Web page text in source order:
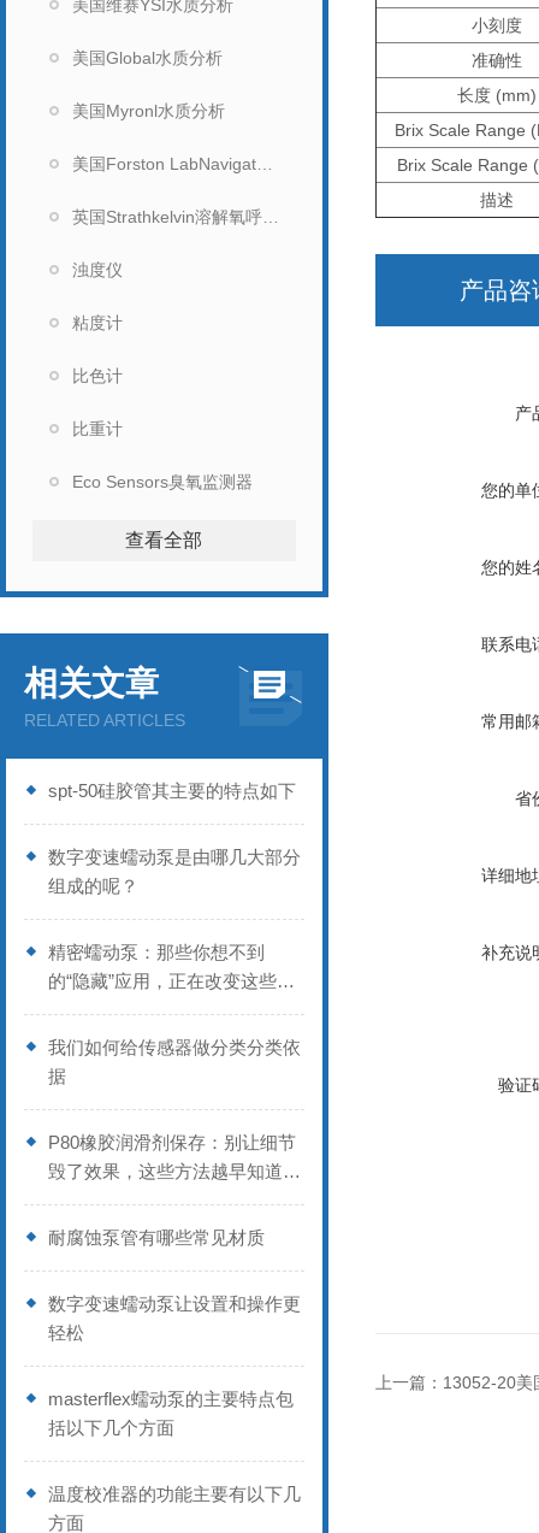
美国维赛YSI水质分析
美国Global水质分析
美国Myronl水质分析
浊度仪
粘度计
比色计
比重计
Eco Sensors臭氧监测器
查看全部
相关文章
RELATED ARTICLES
spt-50硅胶管其主要的特点如下
数字变速蠕动泵是由哪几大部分
组成的呢？
精密蠕动泵：那些你想不到
的“隐藏”应用，正在改变这些行
业
我们如何给传感器做分类分类依
据
P80橡胶润滑剂保存：别让细节
毁了效果，这些方法越早知道越
好
耐腐蚀泵管有哪些常见材质
数字变速蠕动泵让设置和操作更
轻松
masterflex蠕动泵的主要特点包
括以下几个方面
温度校准器的功能主要有以下几
方面
小刻度
准确性
长度 (mm)
Brix Scale Range
Brix Scale Range
描述
产品咨
产
您的单
您的姓
联系电
常用邮
省
详细地
补充说
验证
上一篇： 13052-20美